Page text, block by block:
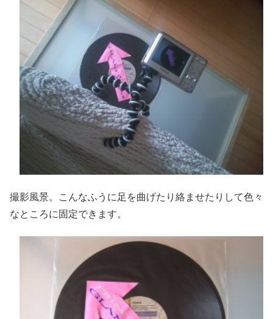
撮影風景。こんなふうに足を曲げたり絡ませたりして色々
なところに固定できます。